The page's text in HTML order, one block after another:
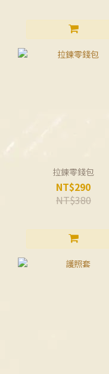
拉鍊零錢包
NT$290
NT$380